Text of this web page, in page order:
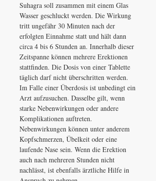
Suhagra soll zusammen mit einem Glas
Wasser geschluckt werden. Die Wirkung
tritt ungefähr 30 Minuten nach der
erfolgten Einnahme statt und hält dann
circa 4 bis 6 Stunden an. Innerhalb dieser
Zeitspanne können mehrere Erektionen
stattfinden. Die Dosis von einer Tablette
täglich darf nicht überschritten werden.
Im Falle einer Überdosis ist unbedingt ein
Arzt aufzusuchen. Dasselbe gilt, wenn
starke Nebenwirkungen oder andere
Komplikationen auftreten.
Nebenwirkungen können unter anderem
Kopfschmerzen, Übelkeit oder eine
laufende Nase sein. Wenn die Erektion
auch nach mehreren Stunden nicht
nachlässt, ist ebenfalls ärztliche Hilfe in